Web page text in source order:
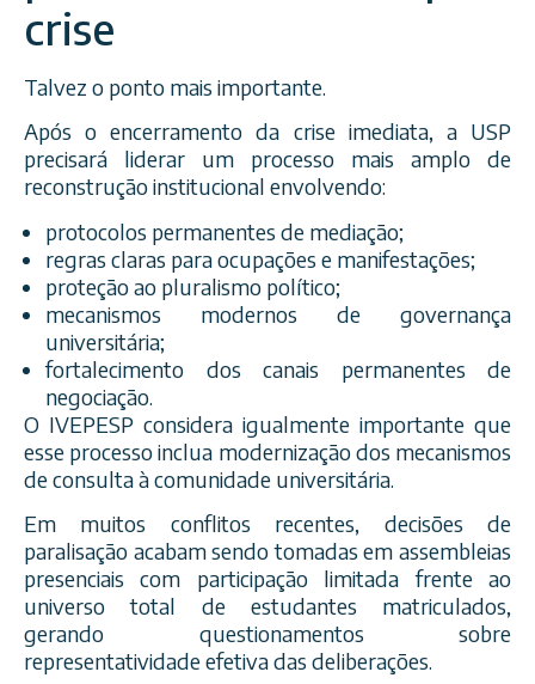
crise
Talvez o ponto mais importante.
Após o encerramento da crise imediata, a USP
precisará liderar um processo mais amplo de
reconstrução institucional envolvendo:
protocolos permanentes de mediação;
regras claras para ocupações e manifestações;
proteção ao pluralismo político;
mecanismos modernos de governança
universitária;
fortalecimento dos canais permanentes de
negociação.
O IVEPESP considera igualmente importante que
esse processo inclua modernização dos mecanismos
de consulta à comunidade universitária.
Em muitos conflitos recentes, decisões de
paralisação acabam sendo tomadas em assembleias
presenciais com participação limitada frente ao
universo total de estudantes matriculados,
gerando questionamentos sobre
representatividade efetiva das deliberações.